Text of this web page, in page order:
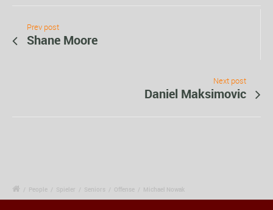
Prev post
Shane Moore
Next post
Daniel Maksimovic
/ People / Spieler / Seniors / Offense / Michael Nowak